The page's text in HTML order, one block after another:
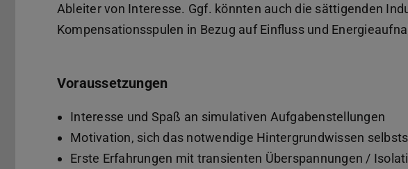
Ableiter von Interesse. Ggf. könnten auch die sättigenden
Kompensationsspulen in Bezug auf Einfluss und
Voraussetzungen
Interesse und Spaß an simulativen Aufgabenstellungen
Motivation, sich das notwendige Hintergrundwissen
Erste Erfahrungen mit transienten Überspannungen /